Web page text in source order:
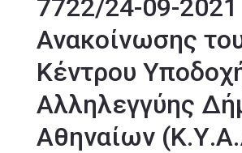
7722/24-09-2021
Ανακοίνωσης
Κέντρου
Αλληλεγγύης
Αθηναίων